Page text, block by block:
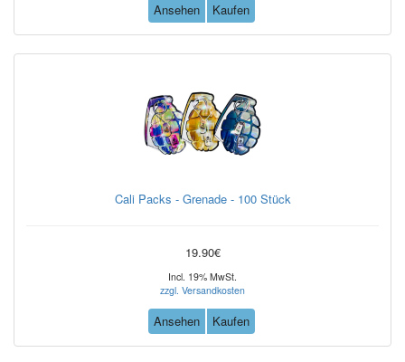
Ansehen Kaufen
Cali Packs - Grenade - 100 Stück
19.90€
Incl. 19% MwSt.
zzgl. Versandkosten
Ansehen Kaufen